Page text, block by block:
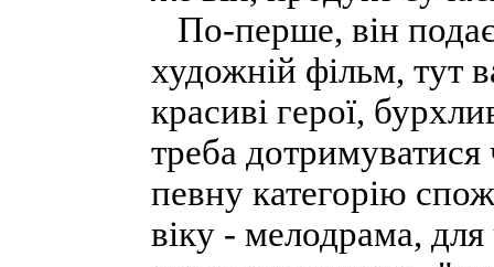
По-перше, він
художній фільм, тут
красиві герої,
треба дотримуватися
певну категорію
віку - мелодрама,